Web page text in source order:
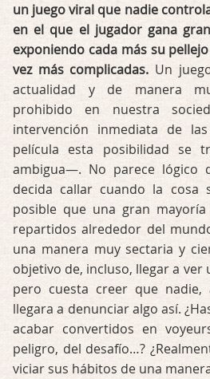
un juego viral que nadie
en el que el jugador gana
exponiendo cada más su
vez más complicadas. Un
actualidad y de manera
prohibido en nuestra
intervención inmediata de
película esta posibilidad se
ambigua—. No parece lógico
decida callar cuando la cosa
posible que una gran
repartidos alrededor del
una manera muy sectaria y
objetivo de, incluso, llegar a
pero cuesta creer que nadie,
llegara a denunciar algo así.
acabar convertidos en
peligro, del desafío…?
viciar sus hábitos de una